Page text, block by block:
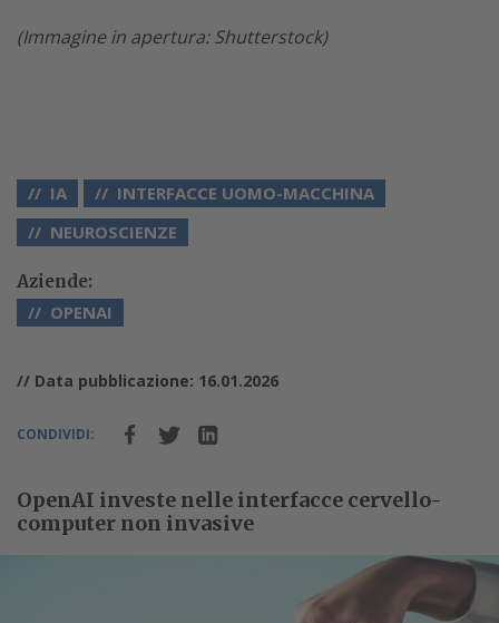
(Immagine in apertura: Shutterstock)
IA
INTERFACCE UOMO-MACCHINA
NEUROSCIENZE
Aziende:
OPENAI
// Data pubblicazione: 16.01.2026
CONDIVIDI:
OpenAI investe nelle interfacce cervello-
computer non invasive